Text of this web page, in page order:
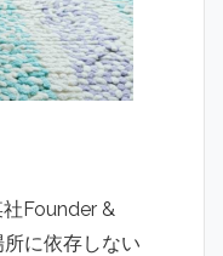
Founder &
に依存しない